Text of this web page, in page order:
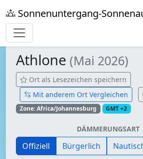
Sonnenuntergang-
Athlone (Mai 2026)
Ort als Lesezeichen speichern
Mit anderem Ort Vergleichen
Zone: Africa/Johannesburg GMT +2
DÄMMERUNGSART
Offiziell Bürgerlich